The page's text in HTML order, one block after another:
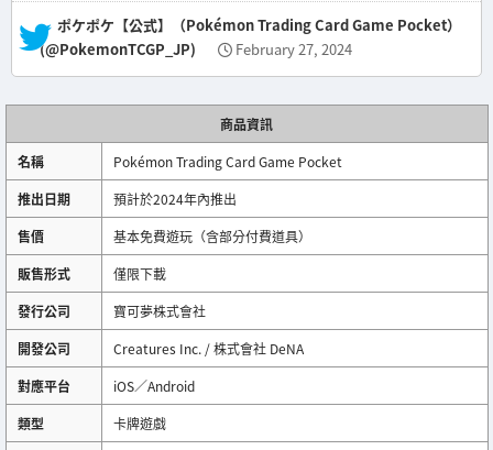
— ポケポケ【公式】（Pokémon Trading Card Game Pocket）
(@PokemonTCGP_JP)
February 27, 2024
商品資訊
名稱
Pokémon Trading Card Game Pocket
推出日期
預計於2024年內推出
售價
基本免費遊玩（含部分付費道具）
販售形式
僅限下載
發行公司
寶可夢株式會社
開發公司
Creatures Inc. / 株式會社 DeNA
對應平台
iOS／Android
類型
卡牌遊戲